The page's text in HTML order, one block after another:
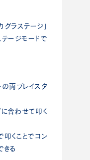
グラステージ」
テージモードで
の両プレイスタ
に合わせて叩く
叩くことでコン
きる